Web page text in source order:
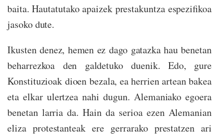
baita. Hautatutako apaizek prestakuntza espezifikoa
jasoko dute.
Ikusten denez, hemen ez dago gatazka hau benetan
beharrezkoa den galdetuko duenik. Edo, gure
Konstituzioak dioen bezala, ea herrien artean bakea
eta elkar ulertzea nahi dugun. Alemaniako egoera
benetan larria da. Hain da serioa ezen Alemanian
eliza protestanteak ere gerrarako prestatzen ari